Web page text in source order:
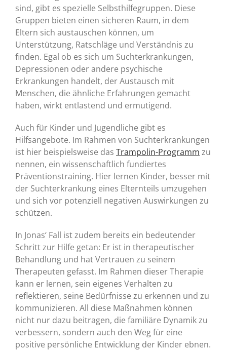
sind, gibt es spezielle Selbsthilfegruppen. Diese
Gruppen bieten einen sicheren Raum, in dem
Eltern sich austauschen können, um
Unterstützung, Ratschläge und Verständnis zu
finden. Egal ob es sich um Suchterkrankungen,
Depressionen oder andere psychische
Erkrankungen handelt, der Austausch mit
Menschen, die ähnliche Erfahrungen gemacht
haben, wirkt entlastend und ermutigend.
Auch für Kinder und Jugendliche gibt es
Hilfsangebote. Im Rahmen von Suchterkrankungen
ist hier beispielsweise das Trampolin-Programm zu
nennen, ein wissenschaftlich fundiertes
Präventionstraining. Hier lernen Kinder, besser mit
der Suchterkrankung eines Elternteils umzugehen
und sich vor potenziell negativen Auswirkungen zu
schützen.
In Jonas‘ Fall ist zudem bereits ein bedeutender
Schritt zur Hilfe getan: Er ist in therapeutischer
Behandlung und hat Vertrauen zu seinem
Therapeuten gefasst. Im Rahmen dieser Therapie
kann er lernen, sein eigenes Verhalten zu
reflektieren, seine Bedürfnisse zu erkennen und zu
kommunizieren. All diese Maßnahmen können
nicht nur dazu beitragen, die familiäre Dynamik zu
verbessern, sondern auch den Weg für eine
positive persönliche Entwicklung der Kinder ebnen.